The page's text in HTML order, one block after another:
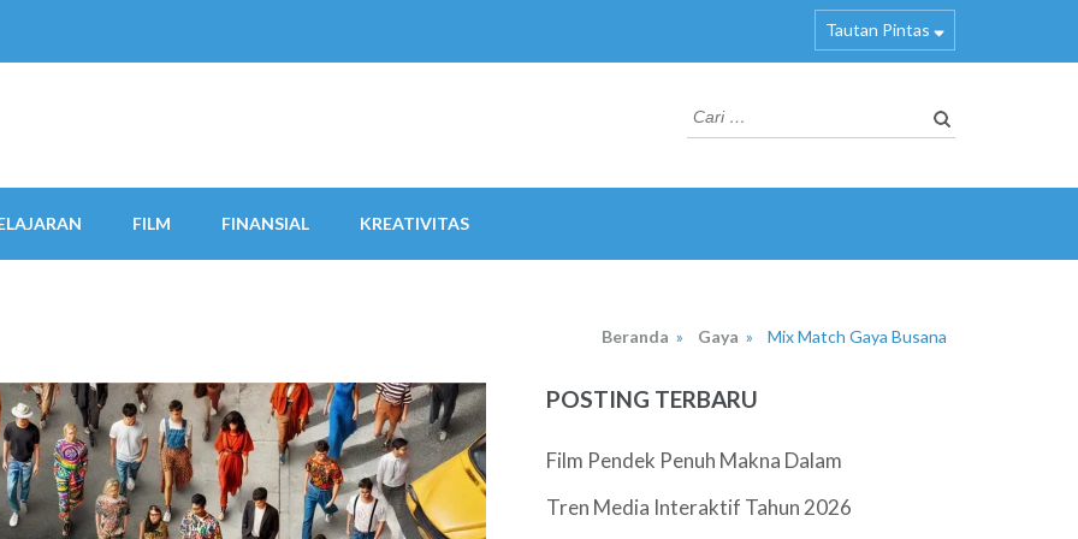
Tautan Pintas
Cari
untuk:
FILM FINANSIAL KREATIVITAS
Beranda » Gaya » Mix Match Gaya Busana
POSTING TERBARU
Film Pendek Penuh Makna Dalam
Tren Media Interaktif Tahun 2026